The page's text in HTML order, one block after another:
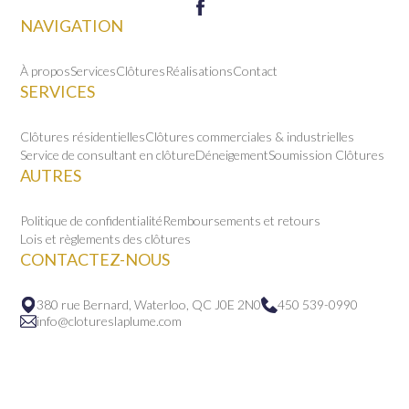
page
du
NAVIGATION
À proposServicesClôturesRéalisationsContact
SERVICES
Clôtures résidentiellesClôtures commerciales & industrielles
Service de consultant en clôtureDéneigementSoumission Clôtures
AUTRES
Politique de confidentialitéRemboursements et retours
Lois et règlements des clôtures
CONTACTEZ-NOUS
380 rue Bernard, Waterloo, QC J0E 2N0
450 539-0990
info@clotureslaplume.com